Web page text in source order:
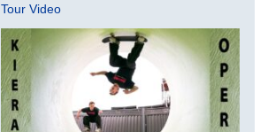
Tour Video